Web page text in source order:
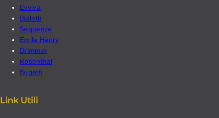
Evviva
Bialetti
Sequenze
Emile Henry
Drimmer
Rosenthal
Bugatti
Link Utili